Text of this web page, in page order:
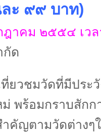
ละ ๙๙ บาท)
ฎาคม ๒๕๕๔ เว
กัด
ยวชมวัดที่มีประ
ม่ พร้อมกราบสัก
คัญตามวัดต่างๆ